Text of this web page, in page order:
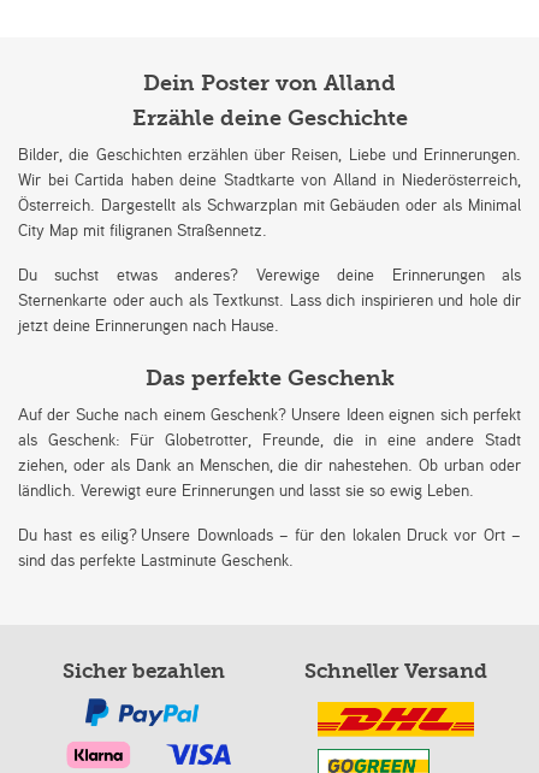
Dein Poster von Alland
Erzähle deine Geschichte
Bilder, die Geschichten erzählen über Reisen, Liebe und Erinnerungen.
Wir bei Cartida haben deine Stadtkarte von Alland in Niederösterreich,
Österreich. Dargestellt als Schwarzplan mit Gebäuden oder als Minimal
City Map mit filigranen Straßennetz.
Du suchst etwas anderes? Verewige deine Erinnerungen als
Sternenkarte oder auch als Textkunst. Lass dich inspirieren und hole dir
jetzt deine Erinnerungen nach Hause.
Das perfekte Geschenk
Auf der Suche nach einem Geschenk? Unsere Ideen eignen sich perfekt
als Geschenk: Für Globetrotter, Freunde, die in eine andere Stadt
ziehen, oder als Dank an Menschen, die dir nahestehen. Ob urban oder
ländlich. Verewigt eure Erinnerungen und lasst sie so ewig Leben.
Du hast es eilig? Unsere Downloads – für den lokalen Druck vor Ort –
sind das perfekte Lastminute Geschenk.
Sicher bezahlen Schneller Versand